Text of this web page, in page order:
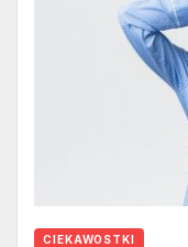
CIEKAWOSTKI